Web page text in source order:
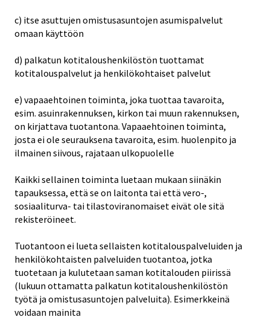
c) itse asuttujen omistusasuntojen asumispalvelut
omaan käyttöön
d) palkatun kotitaloushenkilöstön tuottamat
kotitalouspalvelut ja henkilökohtaiset palvelut
e) vapaaehtoinen toiminta, joka tuottaa tavaroita,
esim. asuinrakennuksen, kirkon tai muun rakennuksen,
on kirjattava tuotantona. Vapaaehtoinen toiminta,
josta ei ole seurauksena tavaroita, esim. huolenpito ja
ilmainen siivous, rajataan ulkopuolelle
Kaikki sellainen toiminta luetaan mukaan siinäkin
tapauksessa, että se on laitonta tai että vero-,
sosiaaliturva- tai tilastoviranomaiset eivät ole sitä
rekisteröineet.
Tuotantoon ei lueta sellaisten kotitalouspalveluiden ja
henkilökohtaisten palveluiden tuotantoa, jotka
tuotetaan ja kulutetaan saman kotitalouden piirissä
(lukuun ottamatta palkatun kotitaloushenkilöstön
työtä ja omistusasuntojen palveluita). Esimerkkeinä
voidaan mainita